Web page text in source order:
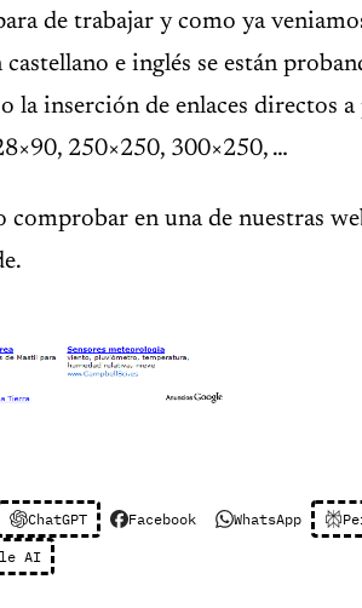
de trabajar y como ya
castellano e inglés se están
la inserción de enlaces directos a
250×250, 300×250, …
en una de nuestras
ChatGPT Facebook WhatsApp
AI